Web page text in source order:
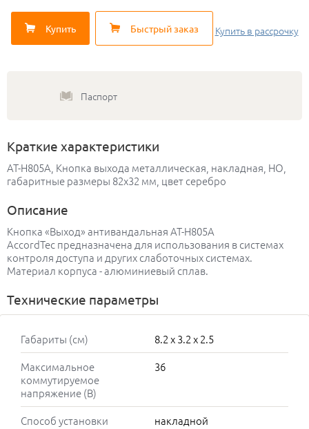
Купить Быстрый заказ Купить в рассрочку
Паспорт
Краткие характеристики
AT-H805A, Кнопка выхода металлическая, накладная, НО,
габаритные размеры 82х32 мм, цвет серебро
Описание
Кнопка «Выход» антивандальная AT-H805A
AccordTec предназначена для использования в системах
контроля доступа и других слаботочных системах.
Материал корпуса - алюминиевый сплав.
Технические параметры
Габариты (см)
8.2 x 3.2 x 2.5
Максимальное
коммутируемое
напряжение (В)
36
Способ установки
накладной